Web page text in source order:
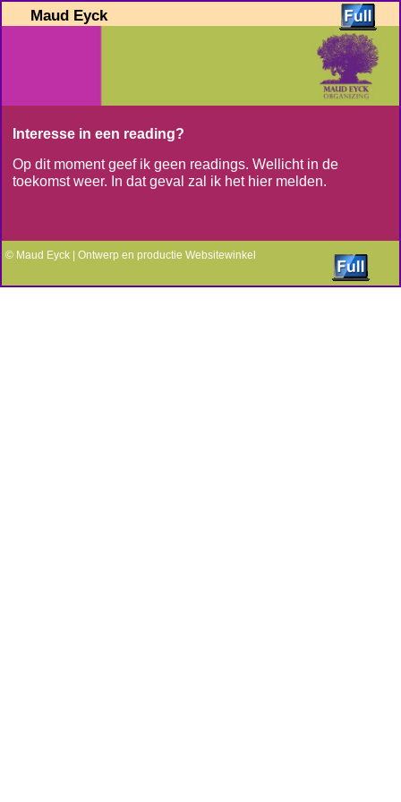
Maud Eyck
Interesse in een reading?
Op dit moment geef ik geen readings. Wellicht in de
toekomst weer. In dat geval zal ik het hier melden.
© Maud Eyck | Ontwerp en productie Websitewinkel